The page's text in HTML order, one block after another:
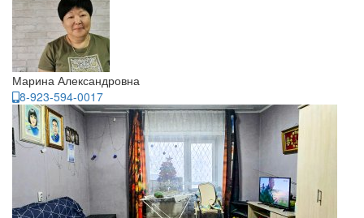
Марина Александровна
8-923-594-0017